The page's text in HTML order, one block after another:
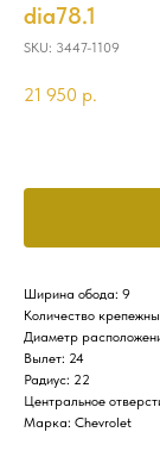
dia78.1
SKU: 3447-1109
21 950 р.
Ширина обода: 9
Количество
Диаметр
Вылет: 24
Радиус: 22
Центральное
Марка: Chevrolet